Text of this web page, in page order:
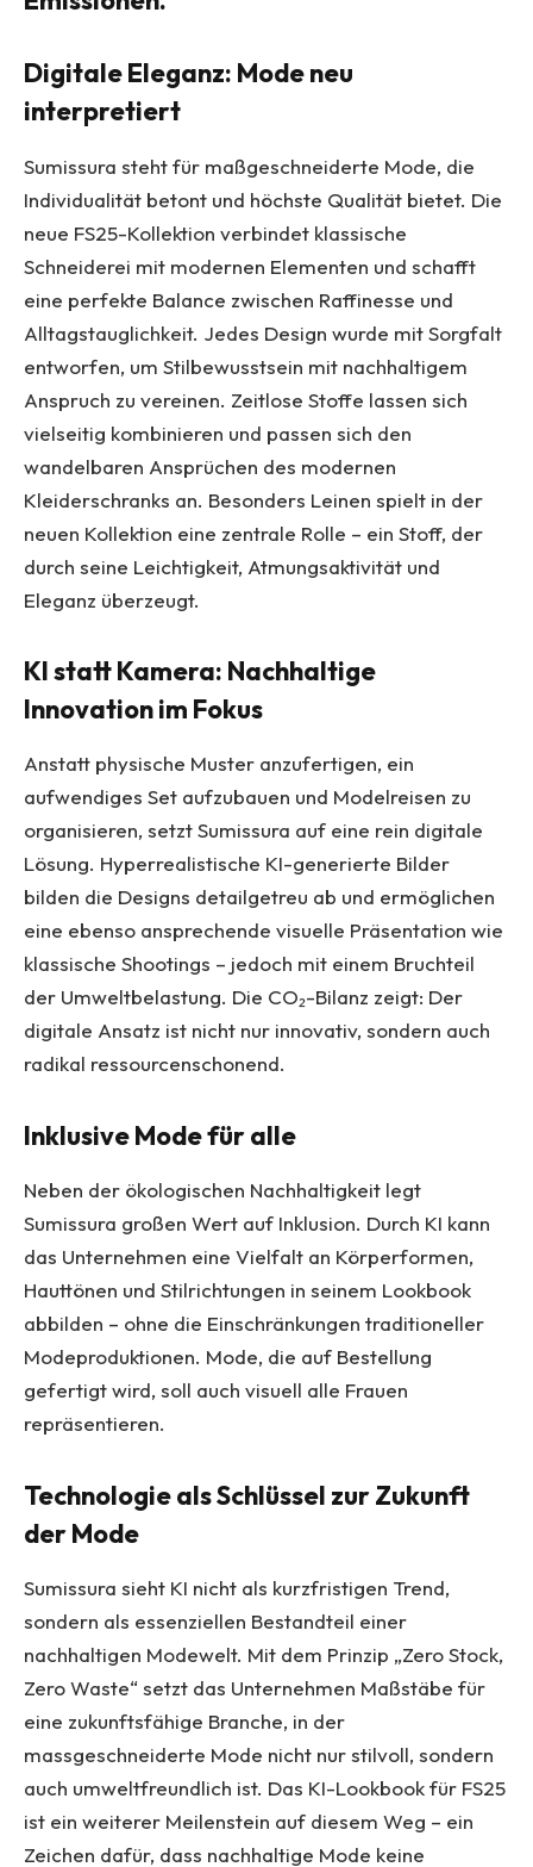
Digitale Eleganz: Mode neu
interpretiert
Sumissura steht für maßgeschneiderte Mode, die
Individualität betont und höchste Qualität bietet. Die
neue FS25-Kollektion verbindet klassische
Schneiderei mit modernen Elementen und schafft
eine perfekte Balance zwischen Raffinesse und
Alltagstauglichkeit. Jedes Design wurde mit Sorgfalt
entworfen, um Stilbewusstsein mit nachhaltigem
Anspruch zu vereinen. Zeitlose Stoffe lassen sich
vielseitig kombinieren und passen sich den
wandelbaren Ansprüchen des modernen
Kleiderschranks an. Besonders Leinen spielt in der
neuen Kollektion eine zentrale Rolle – ein Stoff, der
durch seine Leichtigkeit, Atmungsaktivität und
Eleganz überzeugt.
KI statt Kamera: Nachhaltige
Innovation im Fokus
Anstatt physische Muster anzufertigen, ein
aufwendiges Set aufzubauen und Modelreisen zu
organisieren, setzt Sumissura auf eine rein digitale
Lösung. Hyperrealistische KI-generierte Bilder
bilden die Designs detailgetreu ab und ermöglichen
eine ebenso ansprechende visuelle Präsentation wie
klassische Shootings – jedoch mit einem Bruchteil
der Umweltbelastung. Die CO₂-Bilanz zeigt: Der
digitale Ansatz ist nicht nur innovativ, sondern auch
radikal ressourcenschonend.
Inklusive Mode für alle
Neben der ökologischen Nachhaltigkeit legt
Sumissura großen Wert auf Inklusion. Durch KI kann
das Unternehmen eine Vielfalt an Körperformen,
Hauttönen und Stilrichtungen in seinem Lookbook
abbilden – ohne die Einschränkungen traditioneller
Modeproduktionen. Mode, die auf Bestellung
gefertigt wird, soll auch visuell alle Frauen
repräsentieren.
Technologie als Schlüssel zur Zukunft
der Mode
Sumissura sieht KI nicht als kurzfristigen Trend,
sondern als essenziellen Bestandteil einer
nachhaltigen Modewelt. Mit dem Prinzip „Zero Stock,
Zero Waste“ setzt das Unternehmen Maßstäbe für
eine zukunftsfähige Branche, in der
massgeschneiderte Mode nicht nur stilvoll, sondern
auch umweltfreundlich ist. Das KI-Lookbook für FS25
ist ein weiterer Meilenstein auf diesem Weg – ein
Zeichen dafür, dass nachhaltige Mode keine